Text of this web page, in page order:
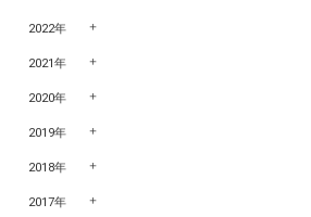
2022年
2021年
2020年
2019年
2018年
2017年